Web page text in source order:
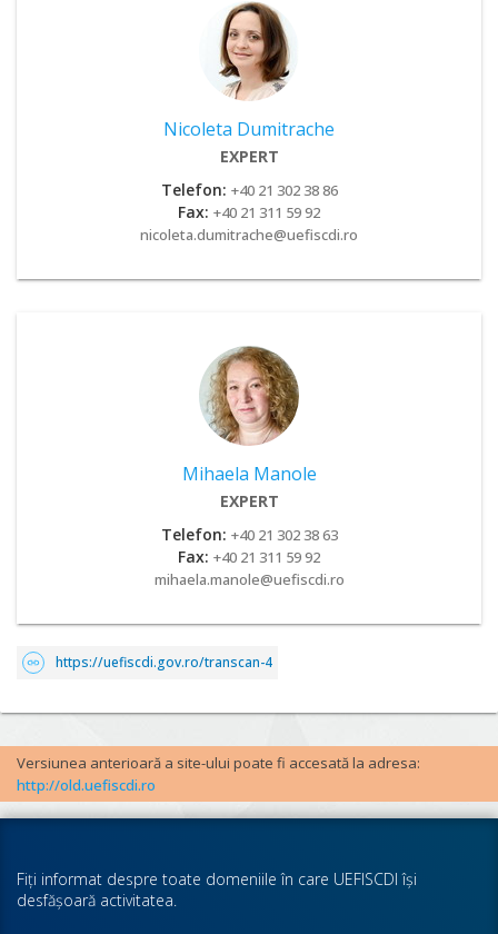
Nicoleta Dumitrache
EXPERT
Telefon: +40 21 302 38 86
Fax: +40 21 311 59 92
nicoleta.dumitrache@uefiscdi.ro
Mihaela Manole
EXPERT
Telefon: +40 21 302 38 63
Fax: +40 21 311 59 92
mihaela.manole@uefiscdi.ro
https://uefiscdi.gov.ro/transcan-4
Versiunea anterioară a site-ului poate fi accesată la adresa:
http://old.uefiscdi.ro
Fiţi informat despre toate domeniile în care UEFISCDI îşi
desfăşoară activitatea.